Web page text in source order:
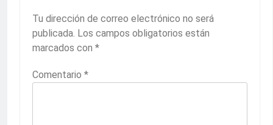
Tu dirección de correo electrónico no será
publicada. Los campos obligatorios están
marcados con *
Comentario *